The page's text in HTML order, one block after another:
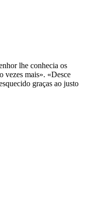
lhe conhecia os
vezes mais». «Desce
graças ao justo